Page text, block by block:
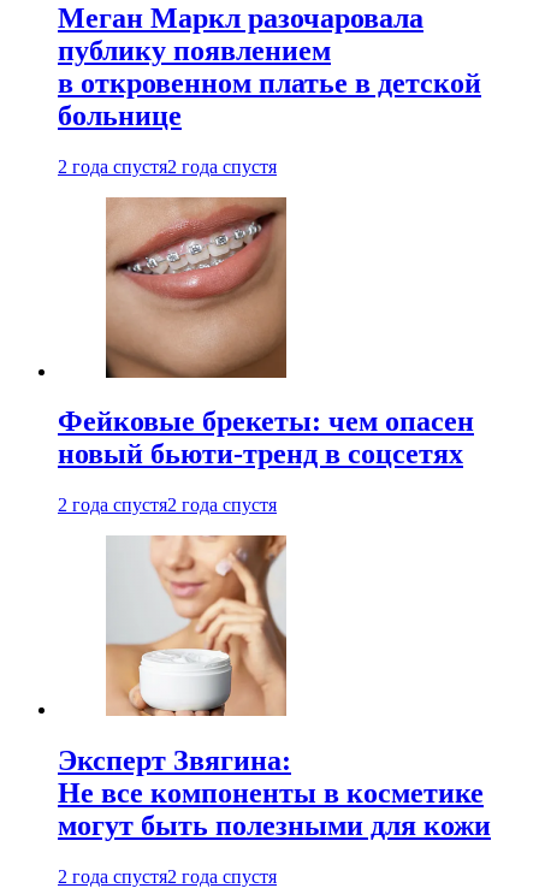
Меган Маркл разочаровала
публику появлением
в откровенном платье в детской
больнице
2 года спустя2 года спустя
Фейковые брекеты: чем опасен
новый бьюти-тренд в соцсетях
2 года спустя2 года спустя
Эксперт Звягина:
Не все компоненты в косметике
могут быть полезными для кожи
2 года спустя2 года спустя